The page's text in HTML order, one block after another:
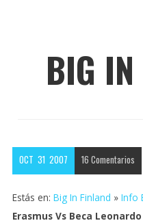
BIG
OCT 31 2007 16 Comentarios
Estás en: Big In Finland » Info
Erasmus Vs Beca Leonardo